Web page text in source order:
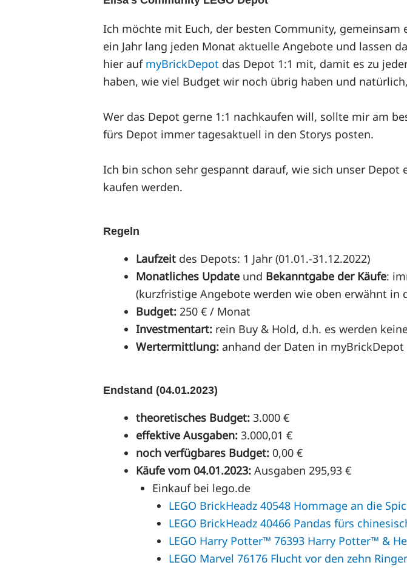
Ich möchte mit Euch, der besten Community, gemeinsam
ein Jahr lang jeden Monat aktuelle Angebote und lassen
hier auf myBrickDepot das Depot 1:1 mit, damit es zu
haben, wie viel Budget wir noch übrig haben und
Wer das Depot gerne 1:1 nachkaufen will, sollte mir am
fürs Depot immer tagesaktuell in den Storys posten.
Ich bin schon sehr gespannt darauf, wie sich unser
kaufen werden.
Regeln
Laufzeit des Depots: 1 Jahr (01.01.-31.12.2022)
Monatliches Update und Bekanntgabe der Käufe:
(kurzfristige Angebote werden wie oben erwähnt in
Budget: 250 € / Monat
Investmentart: rein Buy & Hold, d.h. es werden
Wertermittlung: anhand der Daten in
Endstand (04.01.2023)
theoretisches Budget: 3.000 €
effektive Ausgaben: 3.000,01 €
noch verfügbares Budget: 0,00 €
Käufe vom 04.01.2023: Ausgaben 295,93 €
Einkauf bei lego.de
LEGO BrickHeadz 40548 Hommage an die
LEGO BrickHeadz 40466 Pandas fürs
LEGO Harry Potter™ 76393 Harry Potter™ &
LEGO Marvel 76176 Flucht vor den zehn